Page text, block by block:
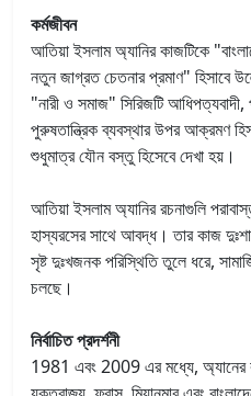
কর্মজীবন
আতিয়া ইসলাম অ্যানির কাজটিকে
নতুন জাগ্রত চেতনার প্রমাণ" হিসাবে
"নারী ও সমাজ" সিরিজটি
পুরুষতান্ত্রিক ব্যবস্থার উপর আক্রমণ
শুধুমাত্র যৌন বস্তু হিসেবে দেখা হয়।
আতিয়া ইসলাম অ্যানির রচনাগুলি
হাস্যরসের সাথে আবদ্ধ। তার কাজ
সৃষ্ট দুঃখজনক পরিস্থিতি তুলে ধরে,
চলছে।
নির্বাচিত প্রদর্শনী
1981 এবং 2009 এর মধ্যে, অ্যানের